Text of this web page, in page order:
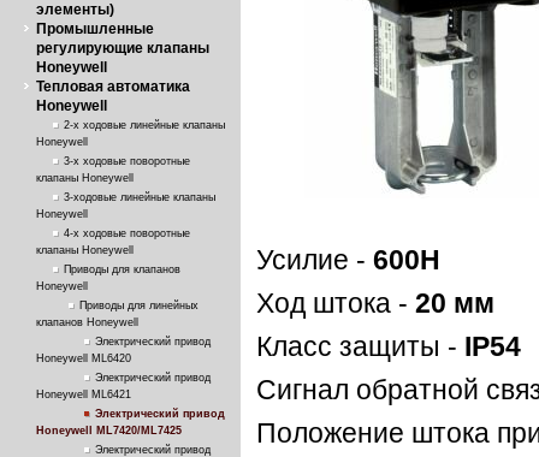
элементы)
Промышленные
регулирующие клапаны
Honeywell
Тепловая автоматика
Honeywell
2-х ходовые линейные клапаны
Honeywell
3-х ходовые поворотные
клапаны Honeywell
3-ходовые линейные клапаны
Honeywell
4-х ходовые поворотные
клапаны Honeywell
Приводы для клапанов
Honeywell
Приводы для линейных
клапанов Honeywell
Электрический привод
Honeywell ML6420
Электрический привод
Honeywell ML6421
Электрический привод
Honeywell ML7420/ML7425
Электрический привод
Усилие - 600Н
Ход штока - 20 мм
Класс защиты - IP54
Сигнал обратной
Положение штока